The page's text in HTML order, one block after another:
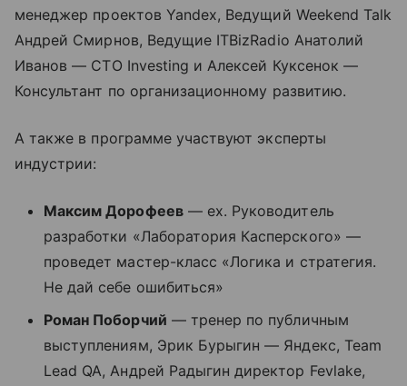
менеджер проектов Yandex, Ведущий Weekend Talk
Андрей Смирнов, Ведущие ITBizRadio Анатолий
Иванов — CTO Investing и Алексей Куксенок —
Консультант по организационному развитию.
А также в программе участвуют эксперты
индустрии:
Максим Дорофеев— ex. Руководитель
разработки «Лаборатория Касперского» —
проведет мастер-класс «Логика и стратегия.
Не дай себе ошибиться»
Роман Поборчий — тренер по публичным
выступлениям, Эрик Бурыгин — Яндекс, Team
Lead QA, Андрей Радыгин директор Fevlake,